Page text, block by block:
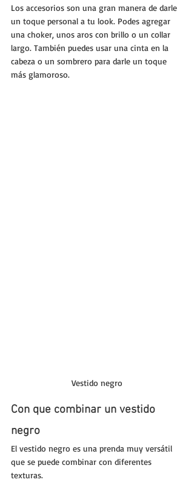
Los accesorios son una gran manera de darle
un toque personal a tu look. Podes agregar
una choker, unos aros con brillo o un collar
largo. También puedes usar una cinta en la
cabeza o un sombrero para darle un toque
más glamoroso.
Vestido negro
Con que combinar un vestido
negro
El vestido negro es una prenda muy versátil
que se puede combinar con diferentes
texturas.